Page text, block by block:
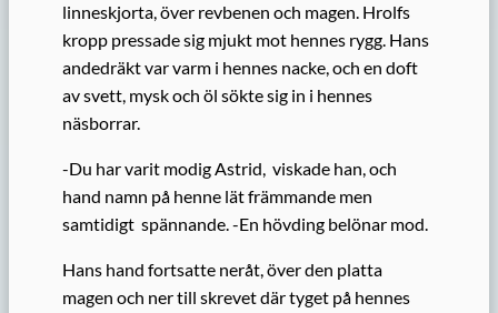
linneskjorta, över revbenen och magen. Hrolfs
kropp pressade sig mjukt mot hennes rygg. Hans
andedräkt var varm i hennes nacke, och en doft
av svett, mysk och öl sökte sig in i hennes
näsborrar.
-Du har varit modig Astrid, viskade han, och
hand namn på henne lät främmande men
samtidigt spännande. -En hövding belönar mod.
Hans hand fortsatte neråt, över den platta
magen och ner till skrevet där tyget på hennes